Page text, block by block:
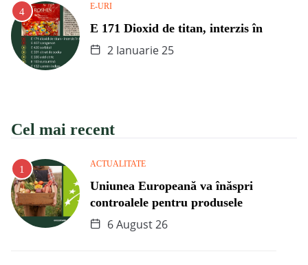
E-URI
E 171 Dioxid de titan, interzis în
2 Ianuarie 25
Cel mai recent
ACTUALITATE
Uniunea Europeană va înăspri
controalele pentru produsele
6 August 26